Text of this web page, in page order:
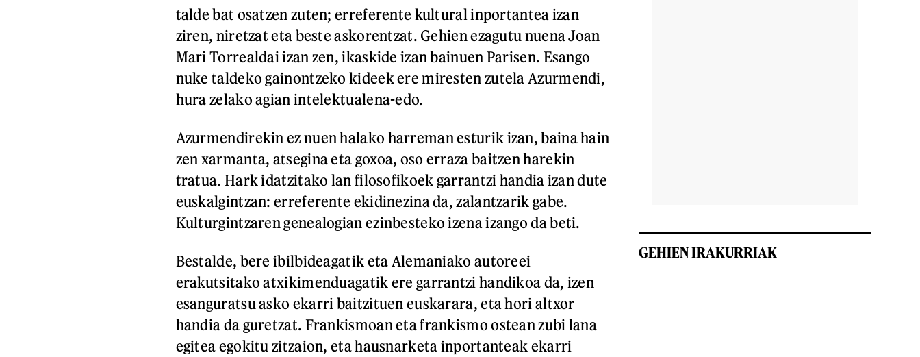
talde bat osatzen zuten; erreferente kultural inportantea izan
ziren, niretzat eta beste askorentzat. Gehien ezagutu nuena Joan
Mari Torrealdai izan zen, ikaskide izan bainuen Parisen. Esango
nuke taldeko gainontzeko kideek ere miresten zutela Azurmendi,
hura zelako agian intelektualena-edo.
Azurmendirekin ez nuen halako harreman esturik izan, baina hain
zen xarmanta, atsegina eta goxoa, oso erraza baitzen harekin
tratua. Hark idatzitako lan filosofikoek garrantzi handia izan dute
euskalgintzan: erreferente ekidinezina da, zalantzarik gabe.
Kulturgintzaren genealogian ezinbesteko izena izango da beti.
Bestalde, bere ibilbideagatik eta Alemaniako autoreei
erakutsitako atxikimenduagatik ere garrantzi handikoa da, izen
esanguratsu asko ekarri baitzituen euskarara, eta hori altxor
handia da guretzat. Frankismoan eta frankismo ostean zubi lana
egitea egokitu zitzaion, eta hausnarketa inportanteak ekarri
GEHIEN IRAKURRIAK